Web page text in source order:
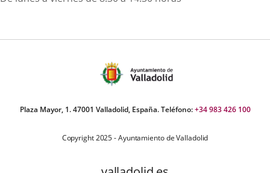
Plaza Mayor, 1. 47001 Valladolid, España. Teléfono:+34 983 426 100
Copyright 2025 - Ayuntamiento de Valladolid